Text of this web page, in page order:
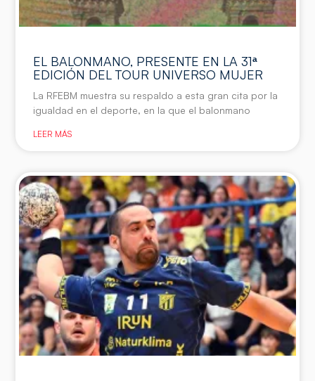
EL BALONMANO, PRESENTE EN LA 31ª
EDICIÓN DEL TOUR UNIVERSO MUJER
La RFEBM muestra su respaldo a esta gran cita por la
igualdad en el deporte, en la que el balonmano
LEER MÁS